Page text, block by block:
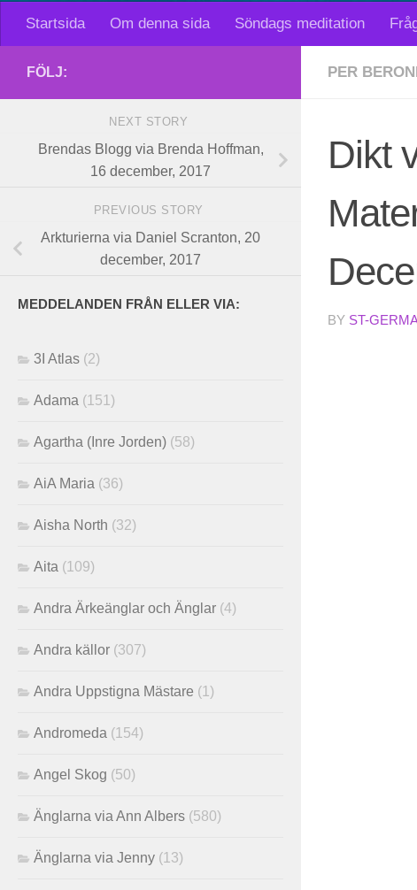
Startsida Om denna sida Söndags meditation
PER
Dikt
BY ST-
FÖLJ:
NEXT STORY
Brendas Blogg via Brenda Hoffman,
16 december, 2017
PREVIOUS STORY
Arkturierna via Daniel Scranton, 20
december, 2017
MEDDELANDEN FRÅN ELLER VIA:
3I Atlas (2)
Adama (151)
Agartha (Inre Jorden) (58)
AiA Maria (36)
Aisha North (32)
Aita (109)
Andra Ärkeänglar och Änglar (4)
Andra källor (307)
Andra Uppstigna Mästare (1)
Andromeda (154)
Angel Skog (50)
Änglarna via Ann Albers (580)
Änglarna via Jenny (13)